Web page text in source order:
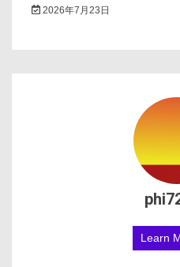
2026年7月23日
Learn